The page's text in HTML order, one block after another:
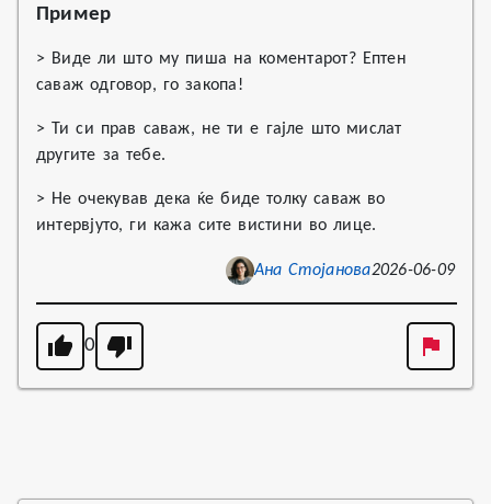
Пример
> Виде ли што му пиша на коментарот? Ептен
саваж одговор, го закопа!
> Ти си прав саваж, не ти е гајле што мислат
другите за тебе.
> Не очекував дека ќе биде толку саваж во
интервјуто, ги кажа сите вистини во лице.
Ана Стојанова2026-06-09
0